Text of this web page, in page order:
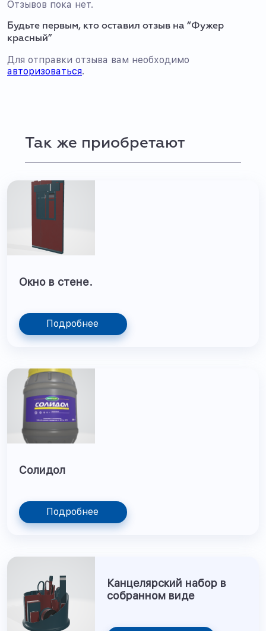
Отзывов пока нет.
Будьте первым, кто оставил отзыв на “Фужер
красный”
Для отправки отзыва вам необходимо
авторизоваться.
Так же приобретают
Окно в стене.
Подробнее
Солидол
Подробнее
Канцелярский набор в
собранном виде